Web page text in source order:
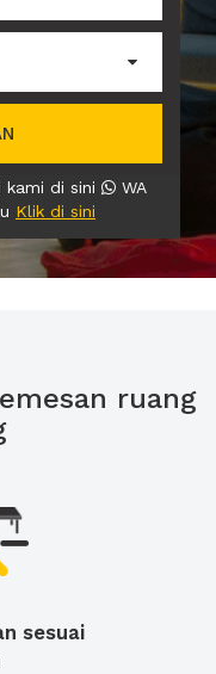
kami di sini
WA
Klik di sini
ruang
sesuai